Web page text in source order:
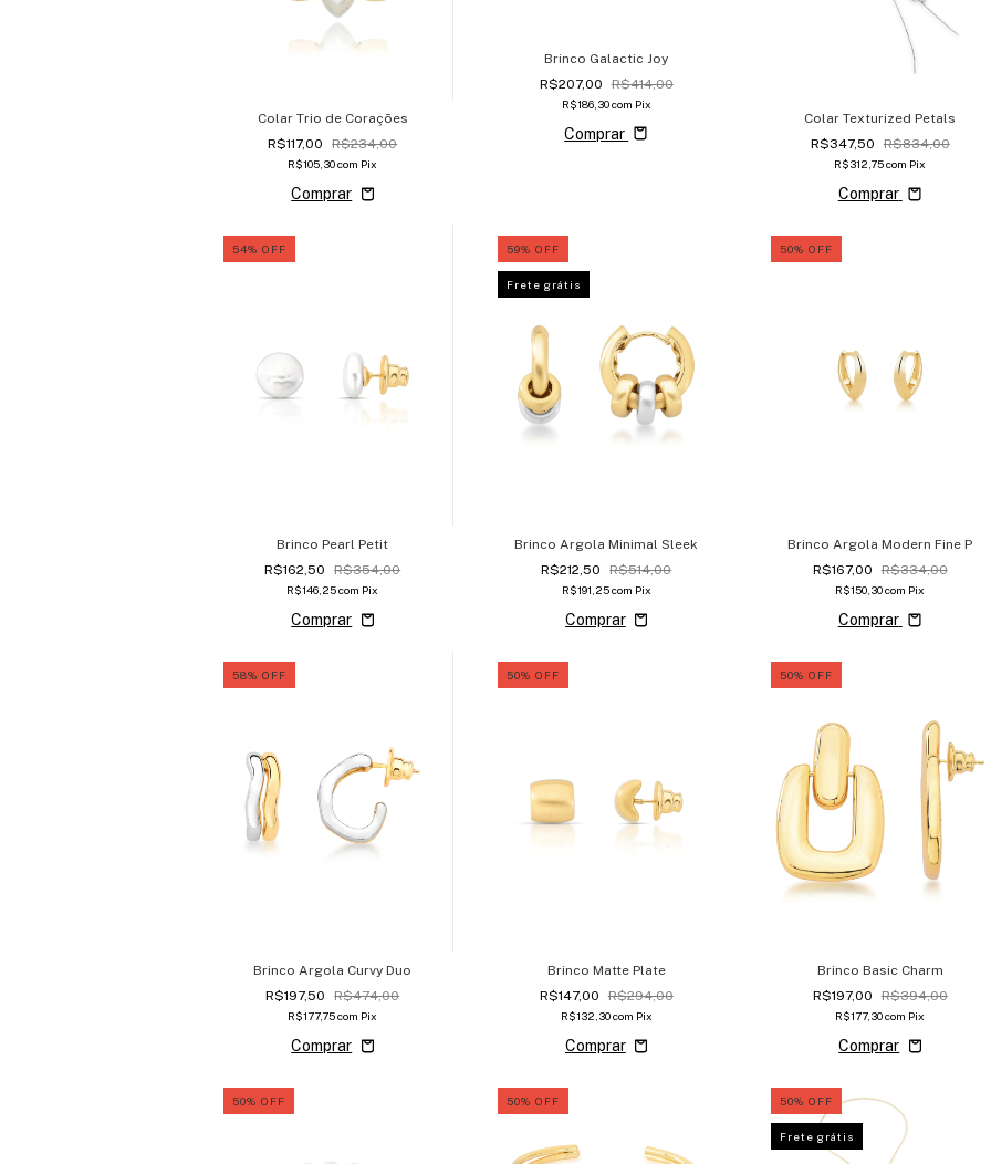
Colar Trio de Corações
R$117,00
R$234,00
R$105,30com Pix
Brinco Galactic Joy
R$207,00
R$414,00
R$186,30com Pix
Comprar
Colar Texturized Petals
R$347,50
R$834,00
R$312,75com Pix
Comprar
54% OFF
Brinco Pearl Petit
R$162,50
R$354,00
R$146,25com Pix
59% OFF
Frete grátis
Brinco Argola Minimal Sleek
R$212,50
R$514,00
R$191,25com Pix
50% OFF
Brinco Argola Modern Fine P
R$167,00
R$334,00
R$150,30com Pix
Comprar
58% OFF
Brinco Argola Curvy Duo
R$197,50
R$474,00
R$177,75com Pix
50% OFF
Brinco Matte Plate
R$147,00
R$294,00
R$132,30com Pix
50% OFF
Brinco Basic Charm
R$197,00
R$394,00
R$177,30com Pix
50% OFF 50% OFF 50% OFF
Frete grátis